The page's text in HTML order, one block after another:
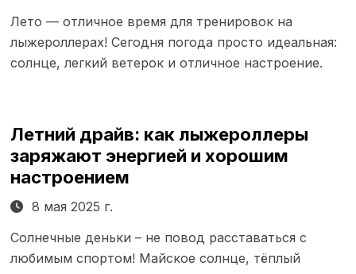
Лето — отличное время для тренировок на
лыжероллерах! Сегодня погода просто идеальная:
солнце, легкий ветерок и отличное настроение.
Летний драйв: как лыжероллеры
заряжают энергией и хорошим
настроением
8 мая 2025 г.
Солнечные деньки – не повод расставаться с
любимым спортом! Майское солнце, тёплый